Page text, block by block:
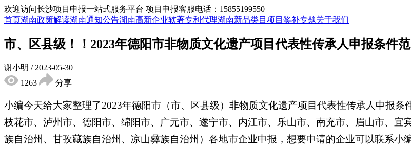
欢迎访问长沙项目申报一站式服务平台 项目申报客服电话：15855199550
首页湖南政策解读湖南通知公告湖南高新企业软著专利代理湖南新品类目 项目奖补专题关于我们
市、区县级！！2023年德阳市非物质文化遗产项目代表性传承人申报条件
谢小明 / 2023-05-30
1263
分享
小编今天给大家整理了2023年德阳市（市、区县级）非物质文化遗产项目代表性传承人申报
枝花市、泸州市、德阳市、绵阳市、广元市、遂宁市、内江市、乐山市、南充市、眉山市、
族自治州、甘孜藏族自治州、凉山彝族自治州）各地市企业申报，想要申请的企业可以联系小